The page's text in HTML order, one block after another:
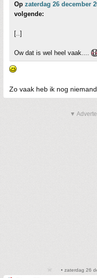
Op zaterdag 26 december
volgende:
[..]
Ow dat is wel heel vaak....
Zo vaak heb ik nog
▼
• zaterdag 26